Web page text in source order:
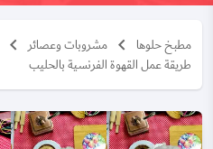
مطبخ حلوها مشروبات وعصائر
طريقة عمل القهوة الفرنسية بالحليب